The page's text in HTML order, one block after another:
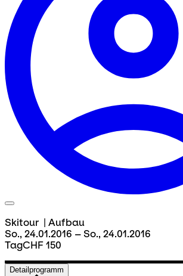
Skitour | Aufbau
So., 24.01.2016 – So., 24.01.2016
TagCHF 150
Detailprogramm